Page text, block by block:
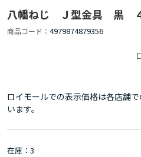
八幡ねじ Ｊ型金具 黒
商品コード 4979874879356
ロイモールでの表示価格は各店舗
います。
在庫 3